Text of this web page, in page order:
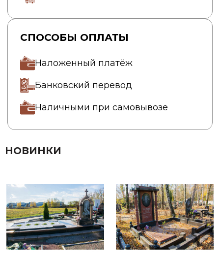
СПОСОБЫ ОПЛАТЫ
Наложенный платёж
Банковский перевод
Наличными при самовывозе
НОВИНКИ